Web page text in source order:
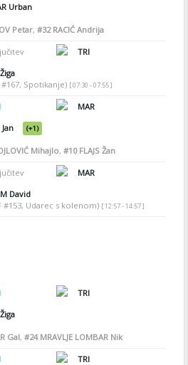
Urban
Petar, #32RACIĆ Andrija
TRI
#167, Spotikanje) [ 07:30 - 07:55 ]
MAR
(+1)
Mihajlo, #10FLAJS Žan
MAR
David
#153, Udarec s kolenom) [ 12:57 - 14:57 ]
TRI
Gal, #24MRAVLJE LOMBAR Nik
TRI